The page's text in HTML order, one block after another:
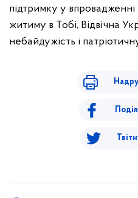
підтримку у впровадженні
житиму в Тобі, Відвічна
небайдужість і